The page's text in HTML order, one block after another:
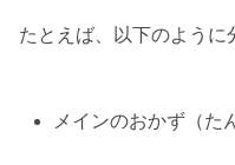
たとえば、以下のように
メインのおかず（た